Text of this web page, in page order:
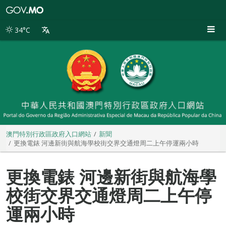
別
34°C
澳門特別行政區政府入口網站
新聞
更換電錶 河邊新街與航海學校街交界交通燈周二上午停運兩小時
更換電錶 河邊新街與航海學
校街交界交通燈周二上午停
運兩小時